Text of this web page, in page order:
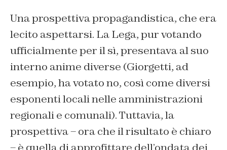
Una prospettiva propagandistica, che era
lecito aspettarsi. La Lega, pur votando
ufficialmente per il sì, presentava al suo
interno anime diverse (Giorgetti, ad
esempio, ha votato no, così come diversi
esponenti locali nelle amministrazioni
regionali e comunali). Tuttavia, la
prospettiva – ora che il risultato è chiaro